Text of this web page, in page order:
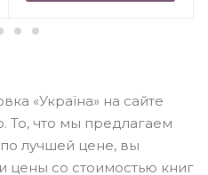
«Україна» на сайте
То, что мы предлагаем
лучшей цене, вы
цены со стоимостью книг